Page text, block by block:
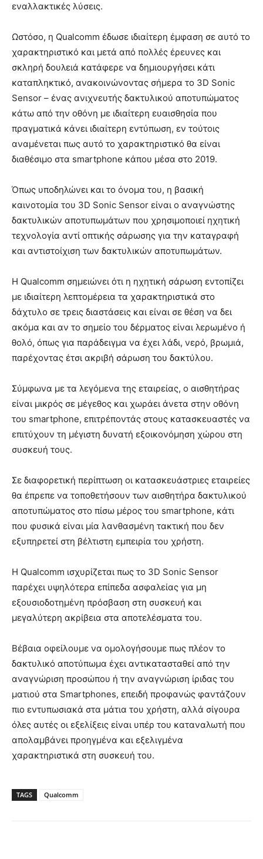
εναλλακτικές λύσεις.
Ωστόσο, η Qualcomm έδωσε ιδιαίτερη έμφαση σε αυτό το
χαρακτηριστικό και μετά από πολλές έρευνες και
σκληρή δουλειά κατάφερε να δημιουργήσει κάτι
καταπληκτικό, ανακοινώνοντας σήμερα το 3D Sonic
Sensor – ένας ανιχνευτής δακτυλικού αποτυπώματος
κάτω από την οθόνη με ιδιαίτερη ευαισθησία που
πραγματικά κάνει ιδιαίτερη εντύπωση, εν τούτοις
αναμένεται πως αυτό το χαρακτηριστικό θα είναι
διαθέσιμο στα smartphone κάπου μέσα στο 2019.
Όπως υποδηλώνει και το όνομα του, η βασική
καινοτομία του 3D Sonic Sensor είναι ο αναγνώστης
δακτυλικών αποτυπωμάτων που χρησιμοποιεί ηχητική
τεχνολογία αντί οπτικής σάρωσης για την καταγραφή
και αντιστοίχιση των δακτυλικών αποτυπωμάτων.
Η Qualcomm σημειώνει ότι η ηχητική σάρωση εντοπίζει
με ιδιαίτερη λεπτομέρεια τα χαρακτηριστικά στο
δάχτυλο σε τρεις διαστάσεις και είναι σε θέση να δει
ακόμα και αν το σημείο του δέρματος είναι λερωμένο ή
θολό, όπως για παράδειγμα να έχει λάδι, νερό, βρωμιά,
παρέχοντας έτσι ακριβή σάρωση του δακτύλου.
Σύμφωνα με τα λεγόμενα της εταιρείας, ο αισθητήρας
είναι μικρός σε μέγεθος και χωράει άνετα στην οθόνη
του smartphone, επιτρέποντάς στους κατασκευαστές να
επιτύχουν τη μέγιστη δυνατή εξοικονόμηση χώρου στη
συσκευή τους.
Σε διαφορετική περίπτωση οι κατασκευάστριες εταιρείες
θα έπρεπε να τοποθετήσουν των αισθητήρα δακτυλικού
αποτυπώματος στο πίσω μέρος του smartphone, κάτι
που φυσικά είναι μία λανθασμένη τακτική που δεν
εξυπηρετεί στη βέλτιστη εμπειρία του χρήστη.
Η Qualcomm ισχυρίζεται πως το 3D Sonic Sensor
παρέχει υψηλότερα επίπεδα ασφαλείας για μη
εξουσιοδοτημένη πρόσβαση στη συσκευή και
μεγαλύτερη ακρίβεια στα αποτελέσματα του.
Βέβαια οφείλουμε να ομολογήσουμε πως πλέον το
δακτυλικό αποτύπωμα έχει αντικατασταθεί από την
αναγνώριση προσώπου ή την αναγνώριση ίριδας του
ματιού στα Smartphones, επειδή προφανώς φαντάζουν
πιο εντυπωσιακά στα μάτια του χρήστη, αλλά σίγουρα
όλες αυτές οι εξελίξεις είναι υπέρ του καταναλωτή που
απολαμβάνει προηγμένα και εξελιγμένα
χαρακτηριστικά στη συσκευή του.
TAGS Qualcomm